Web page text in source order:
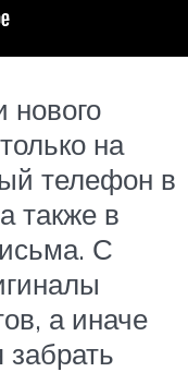
нового
на
телефон в
также в
С
а иначе
забрать